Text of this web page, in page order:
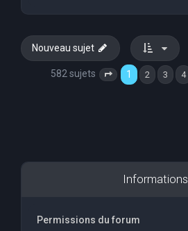
Nouveau sujet
582 sujets Page 1 sur 24
1 2 3 4
Informations
Permissions du forum